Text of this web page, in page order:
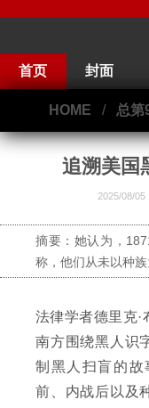
首页 封面
HOME / 总第
追溯美国
2025/08/05
摘要：她认为，
称，他们从未以种族
法律学者德里克·
南方围绕黑人识
制黑人扫盲的
前、内战后以及